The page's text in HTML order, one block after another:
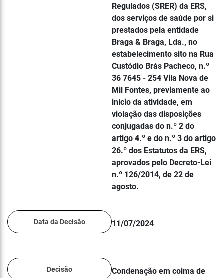
Regulados (SRER) da ERS,
dos serviços de saúde por si
prestados pela entidade
Braga & Braga, Lda., no
estabelecimento sito na Rua
Custódio Brás Pacheco, n.º
36 7645 - 254 Vila Nova de
Mil Fontes, previamente ao
início da atividade, em
violação das disposições
conjugadas do n.º 2 do
artigo 4.º e do n.º 3 do artigo
26.º dos Estatutos da ERS,
aprovados pelo Decreto-Lei
n.º 126/2014, de 22 de
agosto.
Data da Decisão 11/07/2024
Decisão
Condenação em coima de